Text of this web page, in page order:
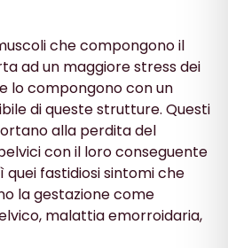
che compongono il
ad un maggiore stress dei
lo compongono con un
di queste strutture. Questi
alla perdita del
con il loro conseguente
quei fastidiosi sintomi che
la gestazione come
malattia emorroidaria,